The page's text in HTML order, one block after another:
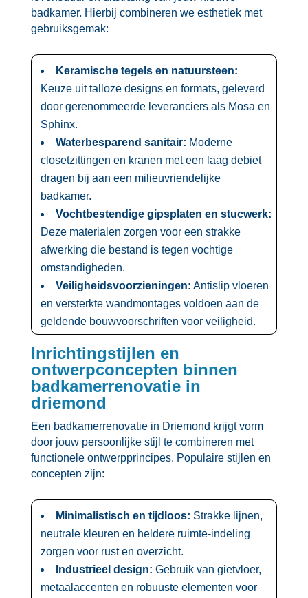
badkamer.​ Hierbij combineren we esthetiek met
gebruiksgemak:
Keramische tegels en natuursteen:
Keuze uit talloze designs en formats, geleverd
door gerenommeerde leveranciers als Mosa en
Sphinx.​
Waterbesparend sanitair: Moderne
closetzittingen en kranen met een laag debiet
dragen bij aan een milieuvriendelijke
badkamer.​
Vochtbestendige gipsplaten en stucwerk:
Deze materialen zorgen voor een strakke
afwerking die bestand is tegen vochtige
omstandigheden.​
Veiligheidsvoorzieningen: Antislip vloeren
en versterkte wandmontages voldoen aan de
geldende bouwvoorschriften voor veiligheid.​
Inrichtingstijlen en
ontwerpconcepten binnen
badkamerrenovatie in
driemond
Een badkamerrenovatie in Driemond krijgt vorm
door jouw persoonlijke stijl te combineren met
functionele ontwerpprincipes.​ Populaire stijlen en
concepten zijn:
Minimalistisch en tijdloos: Strakke lijnen,
neutrale kleuren en heldere ruimte-indeling
zorgen voor rust en overzicht.​
Industrieel design: Gebruik van gietvloer,
metaalaccenten en robuuste elementen voor